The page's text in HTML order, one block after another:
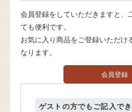
会員登録をしていただきますと、
ても便利です。
お気に入り商品をご登録いただけ
なります。
会員登録
ゲストの方でもご記入でき